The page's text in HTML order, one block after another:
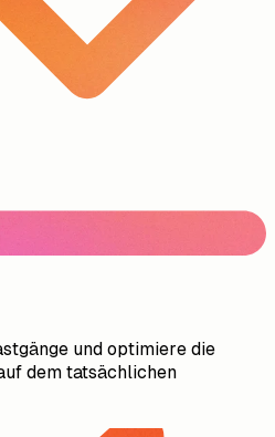
und optimiere die
dem tatsächlichen